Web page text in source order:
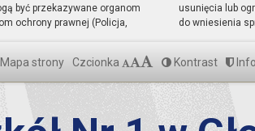
być przekazywane organom
ochrony prawnej (Policja,
usunięcia lub
do wniesienia
Mapa strony Czcionka Kontrast